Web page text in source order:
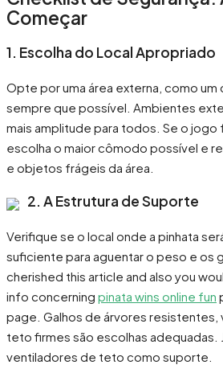
Começar
1. Escolha do Local Apropriado
Opte por uma área externa, como um
sempre que possível. Ambientes
mais amplitude para todos. Se o jogo
escolha o maior cômodo possível e
e objetos frágeis da área.
2. A Estrutura de Suporte
Verifique se o local onde a pinhata
suficiente para aguentar o peso e os
cherished this article and also you
info concerning pinata wins online fun
page. Galhos de árvores resistentes,
teto firmes são escolhas adequadas.
ventiladores de teto como suporte.